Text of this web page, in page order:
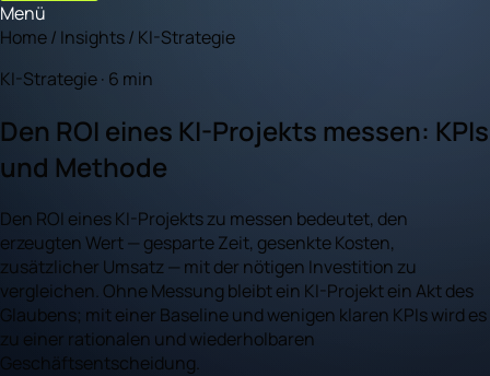
Menü
Home/ Insights/ KI-Strategie
KI-Strategie · 6 min
Den ROI eines KI-Projekts messen: KPIs
und Methode
Den ROI eines KI-Projekts zu messen bedeutet, den
erzeugten Wert — gesparte Zeit, gesenkte Kosten,
zusätzlicher Umsatz — mit der nötigen Investition zu
vergleichen. Ohne Messung bleibt ein KI-Projekt ein Akt des
Glaubens; mit einer Baseline und wenigen klaren KPIs wird es
zu einer rationalen und wiederholbaren
Geschäftsentscheidung.